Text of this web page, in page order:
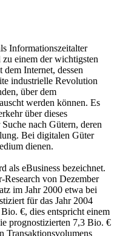
Informationszeitalter
einem der wichtigsten
Internet, dessen
industrielle Revolution
über dem
werden können. Es
über dieses
nach Gütern, deren
Bei digitalen Güter
dienen.
als eBusiness bezeichnet.
Research von Dezember
im Jahr 2000 etwa bei
für das Jahr 2004
€, dies entspricht einem
prognostizierten 7,3 Bio. €
Transaktionsvolumens